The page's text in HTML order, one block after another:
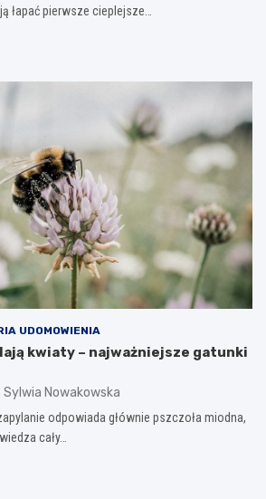
łapać pierwsze cieplejsze…
UDOMOWIENIA
kwiaty – najważniejsze gatunki
Sylwia Nowakowska
odpowiada głównie pszczoła miodna,
cały…